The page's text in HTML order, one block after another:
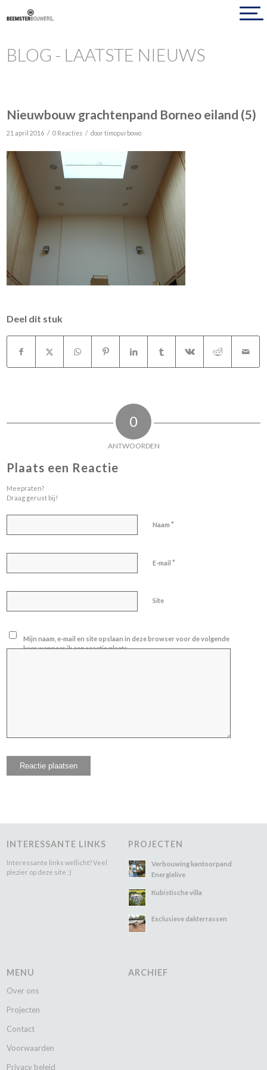
BLOG - LAATSTE NIEUWS
Nieuwbouw grachtenpand Borneo eiland (5)
21 april 2016 / 0 Reacties / doortimopurbowo
Deel dit stuk
0
ANTWOORDEN
Plaats een Reactie
Meepraten?
Draag gerust bij!
Naam*
E-mail*
Site
Mijn naam, e-mail en site opslaan in deze browser voor de volgende
keer wanneer ik een reactie plaats.
INTERESSANTE LINKS
Interessante links wellicht? Veel
plezier op deze site :)
PROJECTEN
Verbouwing kantoorpand
Energielive
Kubistische villa
Exclusieve dakterrassen
MENU
Over ons
Projecten
Contact
Voorwaarden
Privacy beleid
ARCHIEF